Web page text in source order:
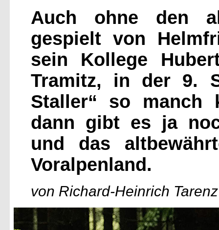
Auch ohne den
gespielt von
sein Kollege
Tramitz, in der 9.
Staller“ so manch
dann gibt es ja
und das
Voralpenland.
von Richard-Heinrich Tarenz